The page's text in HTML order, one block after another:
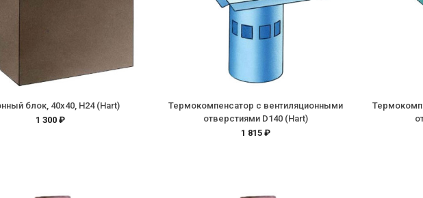
блок, 40х40, H24 (Hart)
1 300 ₽
Термокомпенсатор с вентиляционными
отверстиями D140 (Hart)
1 815 ₽